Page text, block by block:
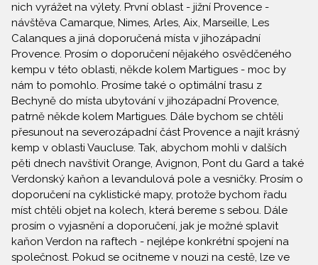
nich vyrážet na výlety. První oblast - jižní Provence -
návštěva Camarque, Nimes, Arles, Aix, Marseille, Les
Calanques a jiná doporučená místa v jihozápadní
Provence. Prosím o doporučení nějakého osvědčeného
kempu v této oblasti, někde kolem Martigues - moc by
nám to pomohlo. Prosíme také o optimální trasu z
Bechyně do místa ubytování v jihozápadní Provence,
patrně někde kolem Martigues. Dále bychom se chtěli
přesunout na severozápadní část Provence a najít krásný
kemp v oblasti Vaucluse. Tak, abychom mohli v dalších
pěti dnech navštívit Orange, Avignon, Pont du Gard a také
Verdonský kaňon a levandulová pole a vesničky. Prosím o
doporučení na cyklistické mapy, protože bychom řadu
míst chtěli objet na kolech, která bereme s sebou. Dále
prosím o vyjasnění a doporučení, jak je možné splavit
kaňon Verdon na raftech - nejlépe konkrétní spojení na
společnost. Pokud se ocitneme v nouzi na cestě, lze ve